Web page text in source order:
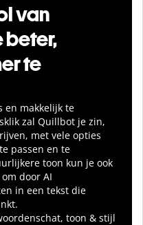
van
beter,
te
en makkelijk te
zal Quillbot je zin,
met vele opties
passen en te
toon kun je ook
door AI
in een tekst die
toon & stijl